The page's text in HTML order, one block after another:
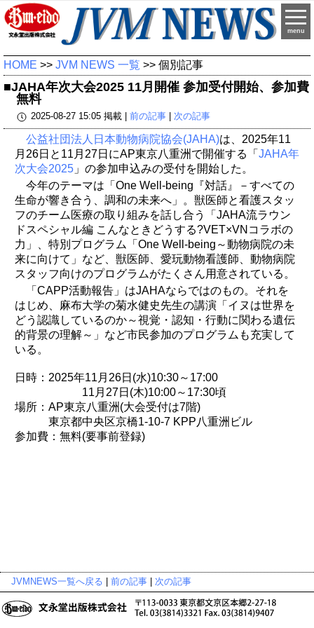
menu
HOME >> JVM NEWS 一覧 >> 個別記事
■JAHA年次大会2025 11月開催 参加受付開始、参加費
無料
2025-08-27 15:05 掲載 | 前の記事| 次の記事
公益社団法人日本動物病院協会(JAHA)は、2025年11
月26日と11月27日にAP東京八重洲で開催する「 JAHA年
次大会2025 」の参加申込みの受付を開始した。
今年のテーマは「One Well-being『対話』－すべての
生命が響き合う、調和の未来へ」。獣医師と看護スタッ
フのチーム医療の取り組みを話し合う「JAHA流ラウン
ドスペシャル編 こんなときどうする?VET×VNコラボの
力」、特別プログラム「One Well-being～動物病院の未
来に向けて」など、獣医師、愛玩動物看護師、動物病院
スタッフ向けのプログラムがたくさん用意されている。
「CAPP活動報告」はJAHAならではのもの。それを
はじめ、麻布大学の菊水健史先生の講演「イヌは世界を
どう認識しているのか～視覚・認知・行動に関わる遺伝
的背景の理解～」など市民参加のプログラムも充実して
いる。
日時：2025年11月26日(水)10:30～17:00
11月27日(木)10:00～17:30頃
場所：AP東京八重洲(大会受付は7階)
東京都中央区京橋1-10-7 KPP八重洲ビル
参加費：無料(要事前登録)
JVMNEWS一覧へ戻る 前の記事 次の記事